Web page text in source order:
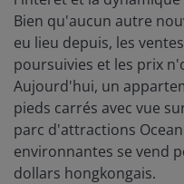
Bien qu'aucun autre
eu lieu depuis, les
poursuivies et les prix
Aujourd'hui, un
pieds carrés avec vue
parc d'attractions
environnantes se vend
dollars hongkongais.